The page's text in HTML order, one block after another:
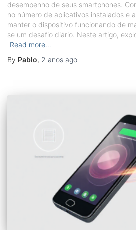
desempenho de seus smartphones.
no número de aplicativos instalados e
manter o dispositivo funcionando de
se um desafio diário. Neste artigo,
Read more…
By Pablo, 2 anos ago